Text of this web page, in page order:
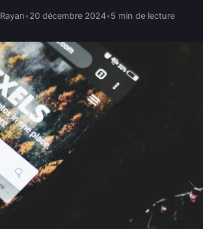
Rayan•20 décembre 2024•5 min de lecture